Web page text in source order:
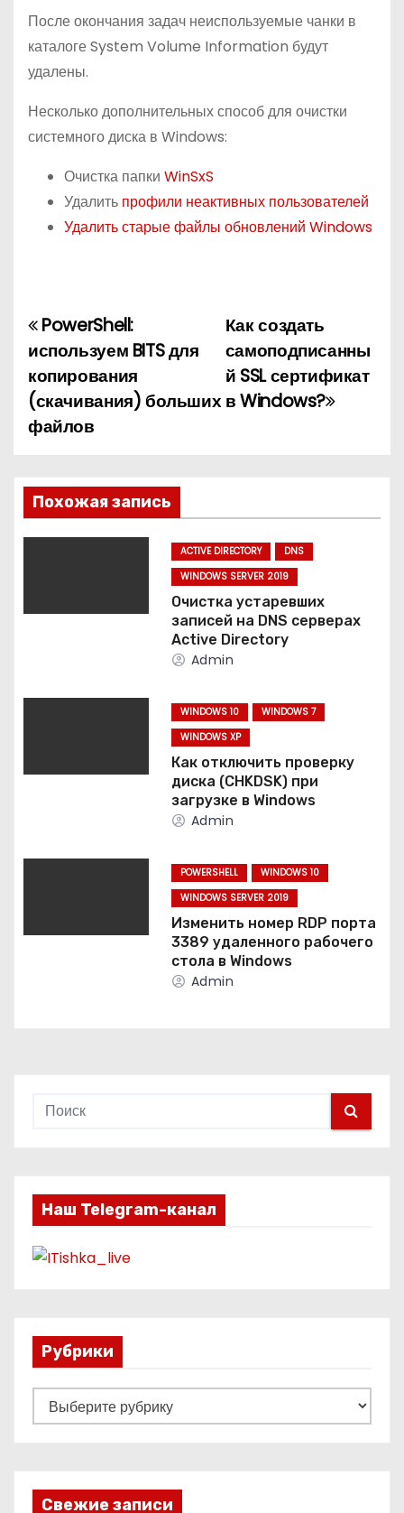
После окончания задач неиспользуемые чанки в
каталоге System Volume Information будут
удалены.
Несколько дополнительных способ для очистки
системного диска в Windows:
Очистка папки WinSxS
Удалить профили неактивных пользователей
Удалить старые файлы обновлений Windows
Н
а
в
и
г
а
и
я
Как создать
самоподписанны
й SSL сертификат
в Windows?
PowerShell:
используем BITS для
копирования
(скачивания) больших
файлов
Похожая запись
ACTIVE DIRECTORY
DNS
WINDOWS SERVER 2019
Очистка устаревших
записей на DNS серверах
Active Directory
Admin
WINDOWS 10
WINDOWS 7
WINDOWS XP
Как отключить проверку
диска (CHKDSK) при
загрузке в Windows
Admin
POWERSHELL
WINDOWS 10
WINDOWS SERVER 2019
Изменить номер RDP порта
3389 удаленного рабочего
стола в Windows
Admin
Наш Telegram-канал
Рубрики
у
Свежие записи